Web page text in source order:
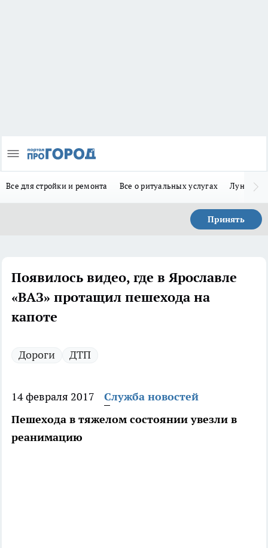
Все для стройки и ремонта Все о ритуальных услугах Лунно-
Принять
Появилось видео, где в Ярославле
«ВАЗ» протащил пешехода на
капоте
Дороги ДТП
14 февраля 2017
Служба новостей
Пешехода в тяжелом состоянии увезли в
реанимацию